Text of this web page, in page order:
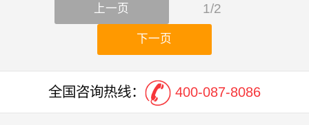
上一页 1/2
下一页
全国咨询热线： 400-087-8086